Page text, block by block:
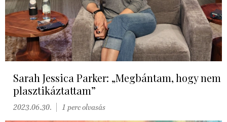
Sarah Jessica Parker: „Megbántam, hogy nem
plasztikáztattam”
2023.06.30. 1 perc olvasás